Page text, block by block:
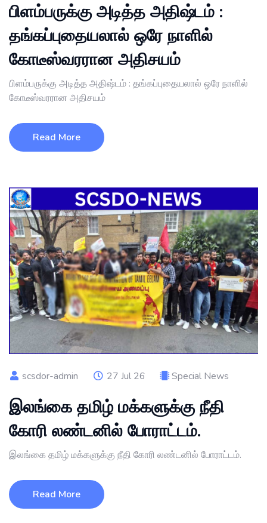
பிளம்பருக்கு அடித்த அதிஷ்டம் :
தங்கப்புதையலால் ஒரே நாளில்
கோடீஸ்வரரான அதிசயம்
பிளம்பருக்கு அடித்த அதிஷ்டம் : தங்கப்புதையலால் ஒரே நாளில்
கோடீஸ்வரரான அதிசயம்
Read More
scsdor-admin 27 Jul 26 Special News
இலங்கை தமிழ் மக்களுக்கு நீதி
கோரி லண்டனில் போராட்டம்.
இலங்கை தமிழ் மக்களுக்கு நீதி கோரி லண்டனில் போராட்டம்.
Read More